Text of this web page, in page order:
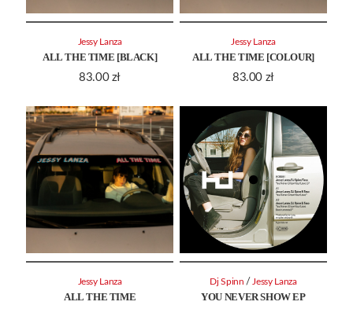
ALL THE TIME [BLACK]
83.00 zł
Jessy Lanza
ALL THE TIME [COLOUR]
83.00 zł
Jessy Lanza
ALL THE TIME
Jessy Lanza
YOU NEVER SHOW EP
Dj Spinn /Jessy Lanza